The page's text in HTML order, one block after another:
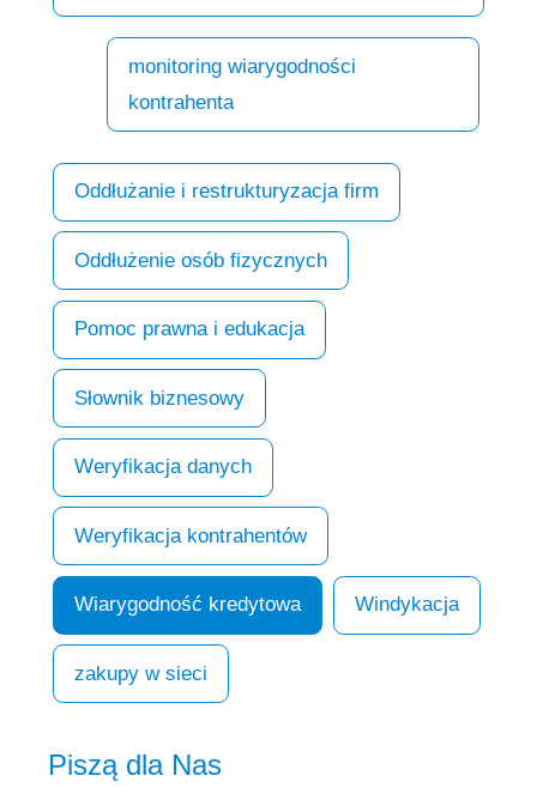
monitoring wiarygodności
kontrahenta
Oddłużanie i restrukturyzacja firm
Oddłużenie osób fizycznych
Pomoc prawna i edukacja
Słownik biznesowy
Weryfikacja danych
Weryfikacja kontrahentów
Wiarygodność kredytowa Windykacja
zakupy w sieci
Piszą dla Nas